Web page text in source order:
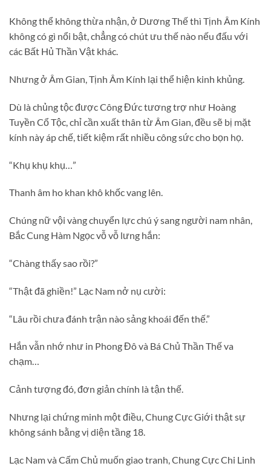
Không thể không thừa nhận, ở Dương Thế thì Tịnh Âm Kính
không có gì nổi bật, chẳng có chút ưu thế nào nếu đấu với
các Bất Hủ Thần Vật khác.
Nhưng ở Âm Gian, Tịnh Âm Kính lại thể hiện kinh khủng.
Dù là chủng tộc được Công Đức tương trợ như Hoàng
Tuyền Cổ Tộc, chỉ cần xuất thân từ Âm Gian, đều sẽ bị mặt
kính này áp chế, tiết kiệm rất nhiều công sức cho bọn họ.
“Khụ khụ khụ…”
Thanh âm ho khan khô khốc vang lên.
Chúng nữ vội vàng chuyển lực chú ý sang người nam nhân,
Bắc Cung Hàm Ngọc vỗ vỗ lưng hắn:
“Chàng thấy sao rồi?”
“Thật đã ghiền!” Lạc Nam nở nụ cười:
“Lâu rồi chưa đánh trận nào sảng khoái đến thế.”
Hắn vẫn nhớ như in Phong Đô và Bá Chủ Thần Thế va
chạm…
Cảnh tượng đó, đơn giản chính là tận thế.
Nhưng lại chứng minh một điều, Chung Cực Giới thật sự
không sánh bằng vị diện tầng 18.
Lạc Nam và Cấm Chủ muốn giao tranh, Chung Cực Chi Linh